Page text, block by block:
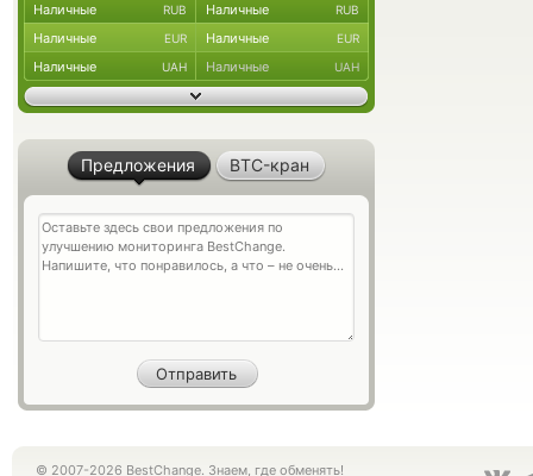
Наличные RUB Наличные RUB
Наличные EUR Наличные EUR
Наличные UAH Наличные UAH
Предложения BTC-кран
© 2007-2026 BestChange. Знаем, где обменять!